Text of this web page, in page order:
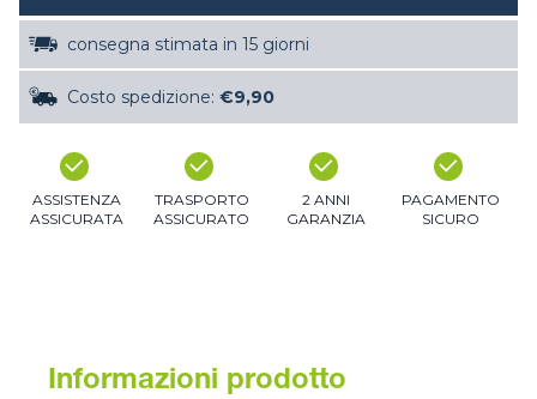
consegna stimata in 15 giorni
Costo spedizione: €9,90
ASSISTENZA
ASSICURATA
TRASPORTO
ASSICURATO
2 ANNI
GARANZIA
PAGAMENTO
SICURO
Informazioni prodotto